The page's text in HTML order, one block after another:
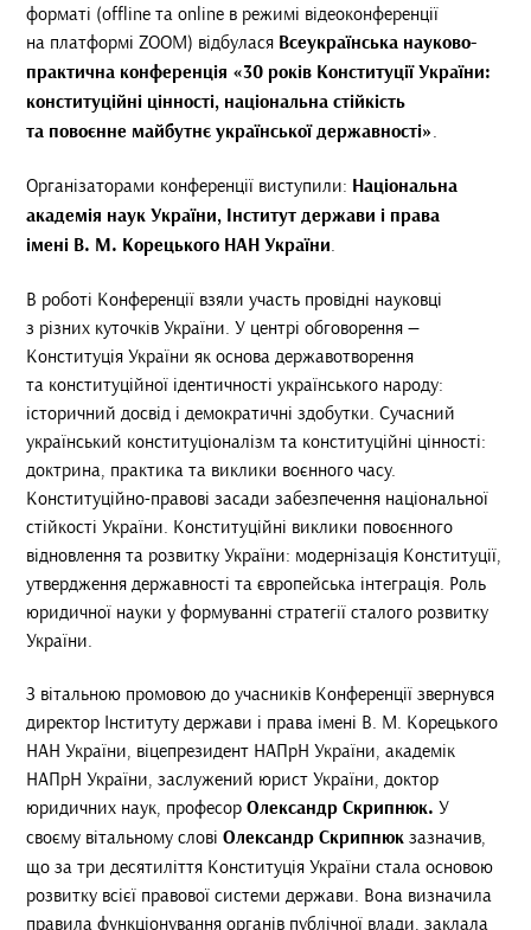
форматі (offline та online в режимі відеоконференції
на платформі ZOOM) відбулася Всеукраїнська науково-
практична конференція «30 років Конституції України:
конституційні цінності, національна стійкість
та повоєнне майбутнє української державності».
Організаторами конференції виступили: Національна
академія наук України, Інститут держави і права
імені В. М. Корецького НАН України.
В роботі Конференції взяли участь провідні науковці
з різних куточків України. У центрі обговорення —
Конституція України як основа державотворення
та конституційної ідентичності українського народу:
історичний досвід і демократичні здобутки. Сучасний
український конституціоналізм та конституційні цінності:
доктрина, практика та виклики воєнного часу.
Конституційно-правові засади забезпечення національної
стійкості України. Конституційні виклики повоєнного
відновлення та розвитку України: модернізація Конституції,
утвердження державності та європейська інтеграція. Роль
юридичної науки у формуванні стратегії сталого розвитку
України.
З вітальною промовою до учасників Конференції звернувся
директор Інституту держави і права імені В. М. Корецького
НАН України, віцепрезидент НАПрН України, академік
НАПрН України, заслужений юрист України, доктор
юридичних наук, професорОлександр Скрипнюк. У
своєму вітальному словіОлександр Скрипнюк зазначив,
що за три десятиліття Конституція України стала основою
розвитку всієї правової системи держави. Вона визначила
правила функціонування органів публічної влади, заклала